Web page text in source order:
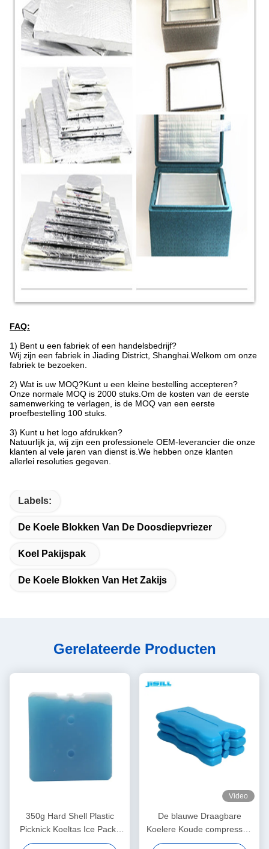
FAQ:
1) Bent u een fabriek of een handelsbedrijf?
Wij zijn een fabriek in Jiading District, Shanghai.Welkom om onze
fabriek te bezoeken.
2) Wat is uw MOQ?Kunt u een kleine bestelling accepteren?
Onze normale MOQ is 2000 stuks.Om de kosten van de eerste
samenwerking te verlagen, is de MOQ van een eerste
proefbestelling 100 stuks.
3) Kunt u het logo afdrukken?
Natuurlijk ja, wij zijn een professionele OEM-leverancier die onze
klanten al vele jaren van dienst is.We hebben onze klanten
allerlei resoluties gegeven.
Labels:
De Koele Blokken Van De Doosdiepvriezer
Koel Pakijspak
De Koele Blokken Van Het Zakijs
Gerelateerde Producten
350g Hard Shell Plastic
Picknick Koeltas Ice Packs
Vriezer Ice Bricks
Video
De blauwe Draagbare
Koelere Koude compressen
van het het Pak Opnieuw te